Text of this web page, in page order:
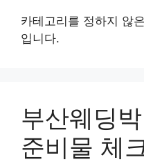
카테고리를 정하지 않
입니다.
부산웨딩
준비물 체